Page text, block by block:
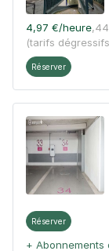
4,97 €/heure,
(tarifs
Réserver
Réserver
+ Abonnements